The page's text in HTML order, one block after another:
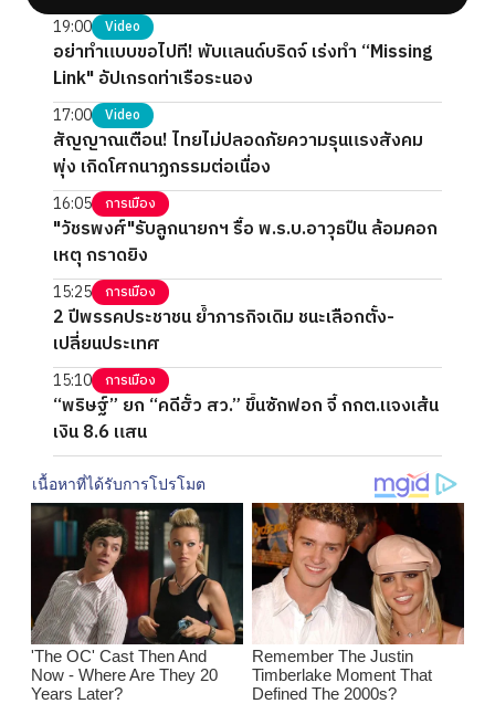
19:00 Video
อย่าทำแบบขอไปที! พับแลนด์บริดจ์ เร่งทำ “Missing
Link" อัปเกรดท่าเรือระนอง
17:00 Video
สัญญาณเตือน! ไทยไม่ปลอดภัยความรุนแรงสังคม
พุ่ง เกิดโศกนาฏกรรมต่อเนื่อง
16:05 การเมือง
"วัชรพงศ์"รับลูกนายกฯ รื้อ พ.ร.บ.อาวุธปืน ล้อมคอก
เหตุ กราดยิง
15:25 การเมือง
2 ปีพรรคประชาชน ย้ำภารกิจเดิม ชนะเลือกตั้ง-
เปลี่ยนประเทศ
15:10 การเมือง
“พริษฐ์” ยก “คดีฮั้ว สว.” ขึ้นซักฟอก จี้ กกต.แจงเส้น
เงิน 8.6 แสน